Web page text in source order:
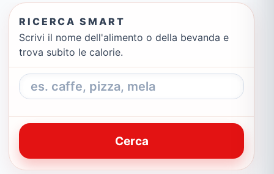
RICERCA SMART
Scrivi il nome dell'alimento o della bevanda e
trova subito le calorie.
Cerca